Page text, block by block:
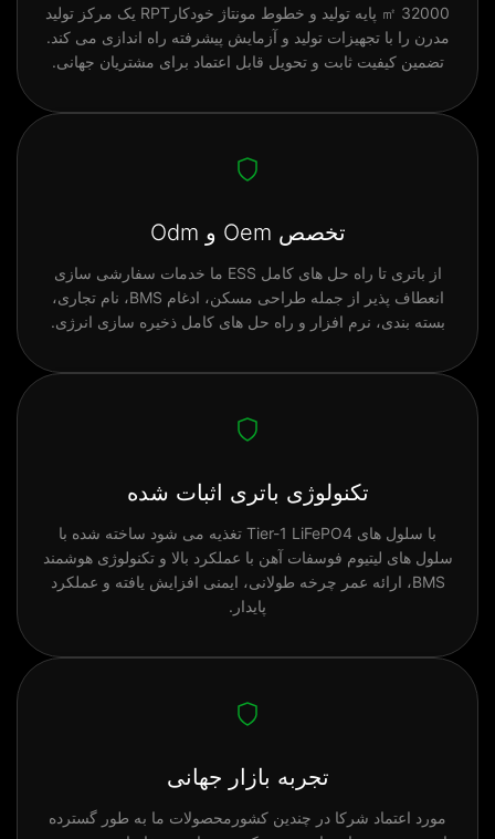
32000 ㎡ پایه تولید و خطوط مونتاژ خودکارRPT یک مرکز تولید
مدرن را با تجهیزات تولید و آزمایش پیشرفته راه اندازی می کند.
تضمین کیفیت ثابت و تحویل قابل اعتماد برای مشتریان جهانی.
تخصص Oem و Odm
از باتری تا راه حل های کامل ESS ما خدمات سفارشی سازی
انعطاف پذیر از جمله طراحی مسکن، ادغام BMS، نام تجاری،
بسته بندی، نرم افزار و راه حل های کامل ذخیره سازی انرژی.
تکنولوژی باتری اثبات شده
با سلول های Tier-1 LiFePO4 تغذیه می شود ساخته شده با
سلول های لیتیوم فوسفات آهن با عملکرد بالا و تکنولوژی هوشمند
BMS، ارائه عمر چرخه طولانی، ایمنی افزایش یافته و عملکرد
پایدار.
تجربه بازار جهانی
مورد اعتماد شرکا در چندین کشورمحصولات ما به طور گسترده